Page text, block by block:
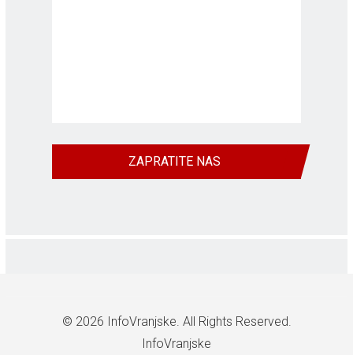
ZAPRATITE NAS
© 2026 InfoVranjske. All Rights Reserved.
InfoVranjske